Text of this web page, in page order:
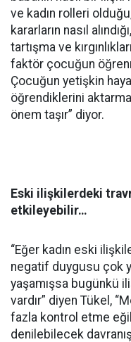
ve kadın rolleri
kararların nasıl
tartışma ve
faktör çocuğun
Çocuğun yetişkin
öğrendiklerini
önem taşır” diyor.
Eski ilişkilerdeki
etkileyebilir…
“Eğer kadın eski
negatif duygusu çok
yaşamışsa bugünkü
vardır” diyen Tükel,
fazla kontrol etme
denilebilecek